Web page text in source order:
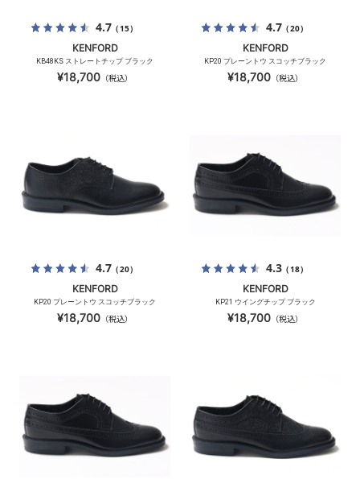
4.7（15）
KENFORD
KB48KS ストレートチップ ブラック
¥18,700 （税込）
4.7（20）
KENFORD
KP20 プレーントウ スコッチブラック
¥18,700 （税込）
4.7（20）
KENFORD
KP20 プレーントウ スコッチブラック
¥18,700 （税込）
4.3（18）
KENFORD
KP21 ウイングチップ ブラック
¥18,700 （税込）